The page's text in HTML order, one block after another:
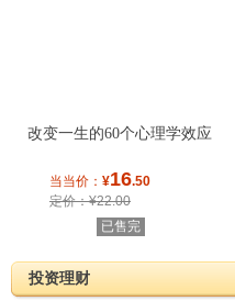
改变一生的60个心理学效应
当当价： ¥16.50
定价：¥22.00
已售完
投资理财